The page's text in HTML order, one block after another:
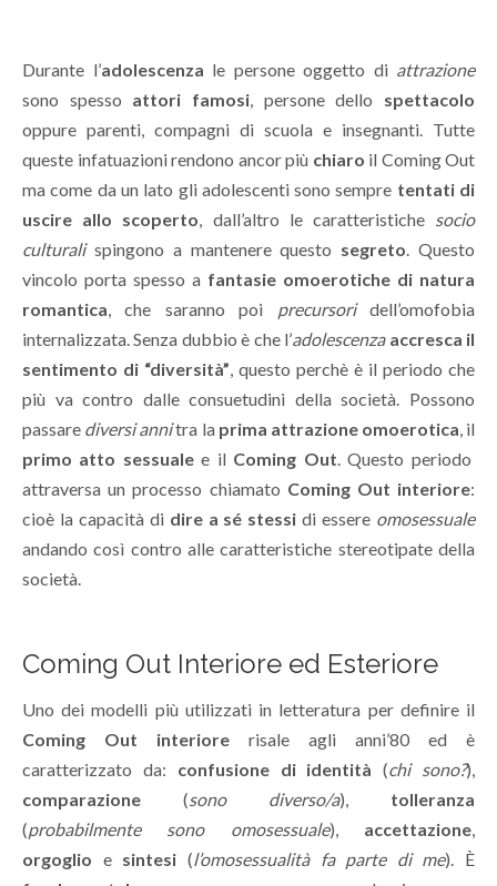
Durante l’adolescenza le persone oggetto di attrazione
sono spesso attori famosi, persone dello spettacolo
oppure parenti, compagni di scuola e insegnanti. Tutte
queste infatuazioni rendono ancor più chiaro il Coming Out
ma come da un lato gli adolescenti sono sempre tentati di
uscire allo scoperto, dall’altro le caratteristiche socio
culturalispingono a mantenere questo segreto. Questo
vincolo porta spesso a fantasie omoerotiche di natura
romantica, che saranno poi precursoridell’omofobia
internalizzata. Senza dubbio è che l’adolescenzaaccresca il
sentimento di “diversità”, questo perchè è il periodo che
più va contro dalle consuetudini della società. Possono
passare diversi annitra la prima attrazione omoerotica, il
primo atto sessualee il Coming Out. Questo periodo
attraversa un processo chiamato Coming Out interiore:
cioè la capacità di dire a sé stessi di essere omosessuale
andando così contro alle caratteristiche stereotipate della
società.
Coming Out Interiore ed Esteriore
Uno dei modelli più utilizzati in letteratura per definire il
Coming Out interiore risale agli anni’80 ed è
caratterizzato da: confusione di identità (chi sono?),
comparazione (sono diverso/a), tolleranza
(probabilmente sono omosessuale), accettazione,
orgoglio e sintesi (l’omosessualità fa parte di me). È